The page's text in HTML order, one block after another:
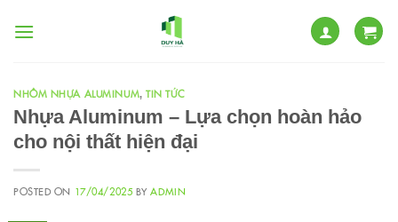
NHÔM NHỰA ALUMINUM,TIN TỨC
Nhựa Aluminum – Lựa chọn hoàn hảo
cho nội thất hiện đại
POSTED ON 17/04/2025 BYADMIN